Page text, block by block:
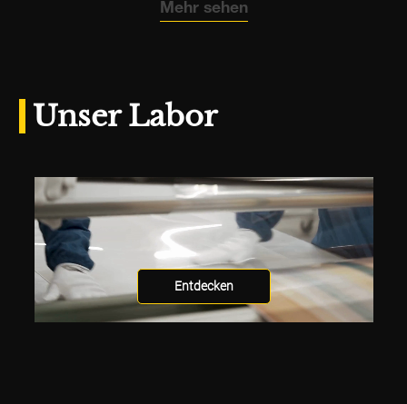
Mehr sehen
Unser Labor
Entdecken